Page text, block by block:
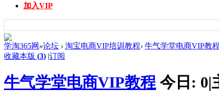
加入VIP
学淘365网 »论坛 › 淘宝电商VIP培训教程› 牛气学堂电商VIP教
收藏本版 (3) |订阅
牛气学堂电商VIP教程 今日: 0|